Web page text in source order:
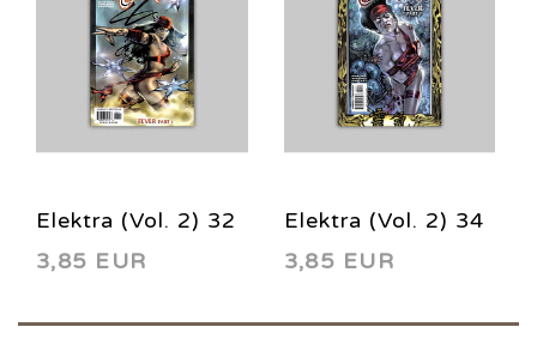
Elektra (Vol. 2) 32
2004
3,85 EUR
Elektra (Vol. 2) 34
2003
3,85 EUR